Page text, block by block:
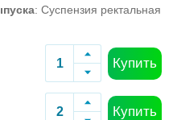
: Суспензия ректальная
Купить
Купить